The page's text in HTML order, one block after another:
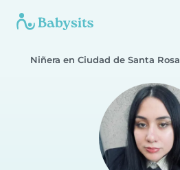
Niñera en Ciudad de Santa Rosa